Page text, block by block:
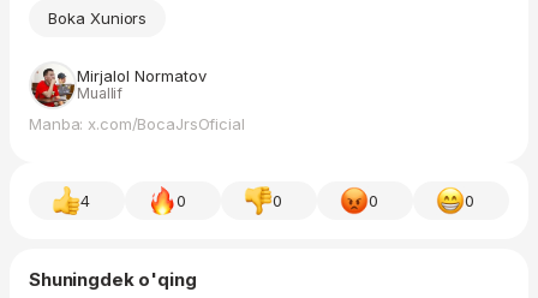
Boka Xuniors
Mirjalol Normatov
Muallif
Manba: x.com/BocaJrsOficial
4 0 0 0 0
Shuningdek o'qing